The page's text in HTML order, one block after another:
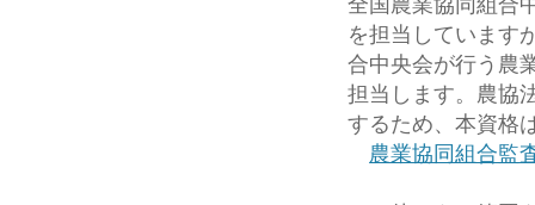
全国農業協同組合
を担当しています
合中央会が行う農
担当します。農協
するため、本資格
農業協同組合監